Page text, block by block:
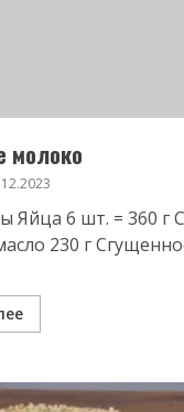
молоко
Яйца 6 шт. = 360 г
230 г